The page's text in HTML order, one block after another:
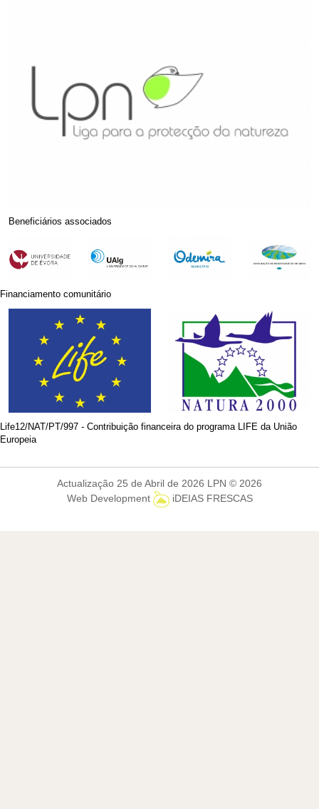
Beneficiários associados
Financiamento comunitário
Life12/NAT/PT/997 - Contribuição financeira do programa LIFE da União
Europeia
Actualização 25 de Abril de 2026 LPN © 2026
Web Development
iDEIAS FRESCAS